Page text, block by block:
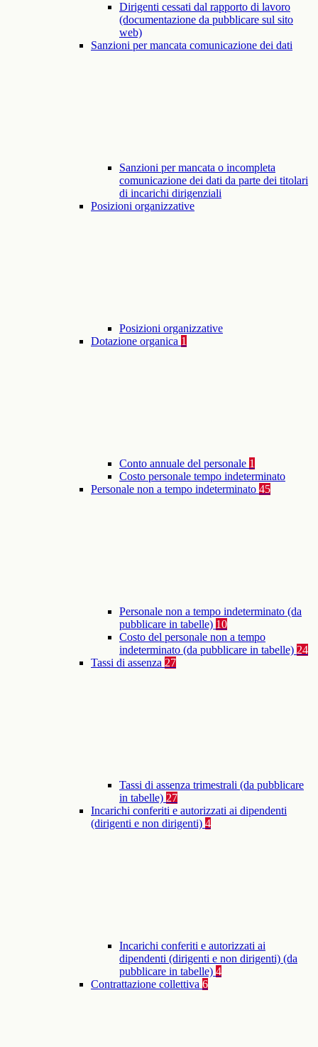
Dirigenti cessati dal rapporto di lavoro
(documentazione da pubblicare sul sito
web)
Sanzioni per mancata comunicazione dei dati
Sanzioni per mancata o incompleta
comunicazione dei dati da parte dei titolari
di incarichi dirigenziali
Posizioni organizzative
Posizioni organizzative
Dotazione organica 1
Conto annuale del personale 1
Costo personale tempo indeterminato
Personale non a tempo indeterminato 45
Personale non a tempo indeterminato (da
pubblicare in tabelle) 10
Costo del personale non a tempo
indeterminato (da pubblicare in tabelle) 24
Tassi di assenza 27
Tassi di assenza trimestrali (da pubblicare
in tabelle) 27
Incarichi conferiti e autorizzati ai dipendenti
(dirigenti e non dirigenti) 4
Incarichi conferiti e autorizzati ai
dipendenti (dirigenti e non dirigenti) (da
pubblicare in tabelle) 4
Contrattazione collettiva 6